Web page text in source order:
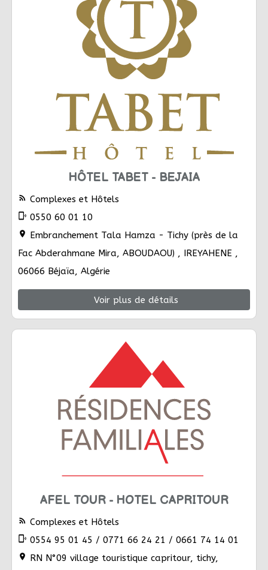
HÔTEL TABET - BEJAIA
rss_feed Complexes et Hôtels
phonelink_ring 0550 60 01 10
location_on Embranchement Tala Hamza - Tichy (près de la
Fac Abderahmane Mira, ABOUDAOU) , IREYAHENE ,
06066 Béjaïa, Algérie
Voir plus de détails
AFEL TOUR - HOTEL CAPRITOUR
rss_feed Complexes et Hôtels
phonelink_ring 0554 95 01 45 / 0771 66 24 21 / 0661 74 14 01
location_on RN N°09 village touristique capritour, tichy,